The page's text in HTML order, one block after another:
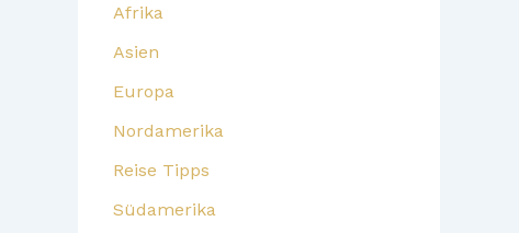
Afrika
Asien
Europa
Nordamerika
Reise Tipps
Südamerika